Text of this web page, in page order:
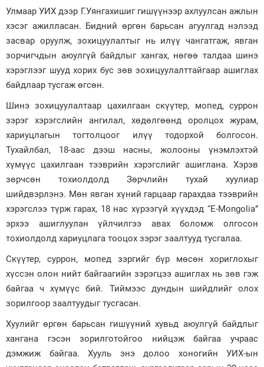
Улмаар УИХ дээр Г.Уянгахишиг гишүүнээр ахлуулсан ажлын
хэсэг ажилласан. Бидний өргөн барьсан агуулгад нэлээд
засвар оруулж, зохицуулалтыг нь илүү чангатгаж, явган
зорчигчдын аюулгүй байдлыг хангах, нөгөө талдаа шинэ
хэрэглээг шууд хорих бус зөв зохицуулалттайгаар ашиглах
байдлаар тусгаж өгсөн.
Шинэ зохицуулалтаар цахилгаан скүүтер, мопед, суррон
зэрэг хэрэгслийн ангилал, хөдөлгөөнд оролцох журам,
хариуцлагын тогтолцоог илүү тодорхой болгосон.
Тухайлбал, 18-аас дээш насны, жолооны үнэмлэхтэй
хүмүүс цахилгаан тээврийн хэрэгслийг ашиглана. Хэрэв
зөрчсөн тохиолдолд Зөрчлийн тухай хуулиар
шийдвэрлэнэ. Мөн явган хүний гарцаар гарахдаа тээврийн
хэрэгслээ түрж гарах, 18 нас хүрээгүй хүүхдэд “E-Mongolia”
эрхээ ашиглуулан үйлчилгээ авах боломж олгосон
тохиолдолд хариуцлага тооцох зэрэг заалтууд тусгалаа.
Скүүтер, суррон, мопед зэргийг бүр мөсөн хориглохыг
хүссэн олон нийт байгаагийн зэрэгцээ ашиглах нь зөв гэж
байгаа ч хүмүүс бий. Тиймээс дундын шийдлийг олох
зорилгоор заалтуудыг тусгасан.
Хуулийг өргөн барьсан гишүүний хувьд аюулгүй байдлыг
хангана гэсэн зорилготойгоо нийцэж байгаа учраас
дэмжиж байгаа. Хууль энэ долоо хоногийн УИХ-ын